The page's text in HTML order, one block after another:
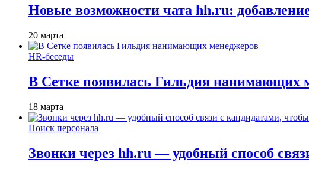
Новые возможности чата hh.ru:
20 марта
HR-беседы
В Сетке появилась Гильдия нанимающих
18 марта
Поиск персонала
Звонки через hh.ru — удобный способ